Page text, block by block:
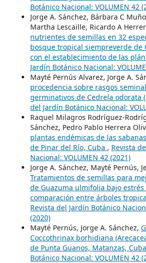
Botánico Nacional: VOLUMEN 42
Jorge A. Sánchez, Bárbara C
Martha Lescaille, Ricardo A
nutrientes de semillas en 32
bosque tropical siempreverde de
con el establecimiento de las
Jardín Botánico Nacional:
Mayté Pernús Alvarez, Jorge A.
procedencia sobre rasgos
germinativos de Cedrela odorata
del Jardín Botánico Nacional:
Raquel Milagros Rodríguez-
Sánchez, Pedro Pablo Herrera
plantas endémicas de las
de Pinar del Río, Cuba , Revista
Nacional: VOLUMEN 42 (2021)
Jorge A. Sánchez, Mayté Pernús,
Tratamientos de semillas para
de Guazuma ulmifolia bajo
comparación entre árboles
Revista del Jardín Botánico
(2020)
Mayté Pernús, Jorge A. Sánchez,
Coccothrinax borhidiana
de Punta Guanos, Matanzas, Cuba
Botánico Nacional: VOLUMEN 42